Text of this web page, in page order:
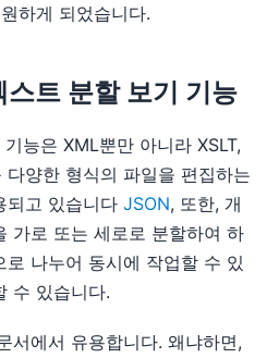
하게 되었습니다.
트 분할 보기 기능
능은 XML뿐만 아니라 XSLT,
양한 형식의 파일을 편집하는
되고 있습니다 JSON, 또한, 개
가로 또는 세로로 분할하여 하
나누어 동시에 작업할 수 있
수 있습니다.
서에서 유용합니다. 왜냐하면,